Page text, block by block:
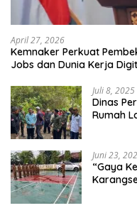
April 27, 2026
Kemnaker Perkuat
Jobs dan Dunia Kerja
Juli 8, 2025
Dinas
Rumah
Juni 23,
“Gaya